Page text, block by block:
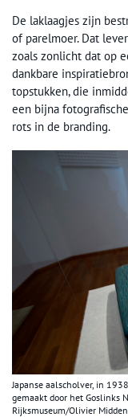
De laklaagjes zijn
of parelmoer. Dat
zoals zonlicht dat op
dankbare
topstukken, die
een bijna
rots in de branding.
Japanse aalscholver, in
gemaakt door het Goslinks
Rijksmuseum/Olivier